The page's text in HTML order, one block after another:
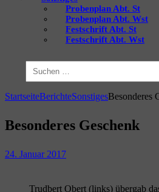
Probenplan Abt. St
Probenplan Abt. Wst
Festschrift Abt. St
Festschrift Abt. Wst
nach:
StartseiteBerichteSonstigesBesonderes
Besonderes Geschenk
24. Januar 2017
Trudbert Obert (links) übergab